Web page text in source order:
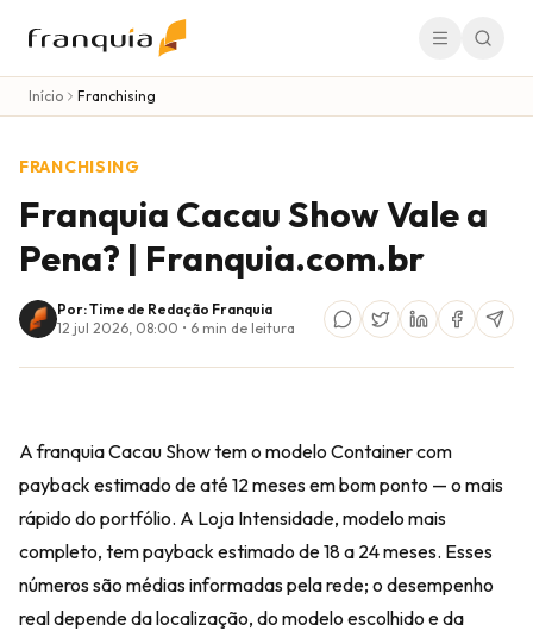
Início Franchising
FRANCHISING
Franquia Cacau Show Vale a
Pena? | Franquia.com.br
Por: Time de Redação Franquia
12 jul 2026, 08:00 • 6 min de leitura
A franquia Cacau Show tem o modelo Container com
payback estimado de até 12 meses em bom ponto — o mais
rápido do portfólio. A Loja Intensidade, modelo mais
completo, tem payback estimado de 18 a 24 meses. Esses
números são médias informadas pela rede; o desempenho
real depende da localização, do modelo escolhido e da